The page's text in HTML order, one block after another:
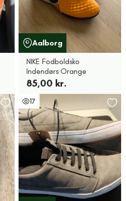
Aalborg
NIKE Fodboldsko
Indendørs Orange
85,00 kr.
17